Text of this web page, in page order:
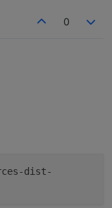
0
, das du ein -NO
durch das ganze hin
dist-